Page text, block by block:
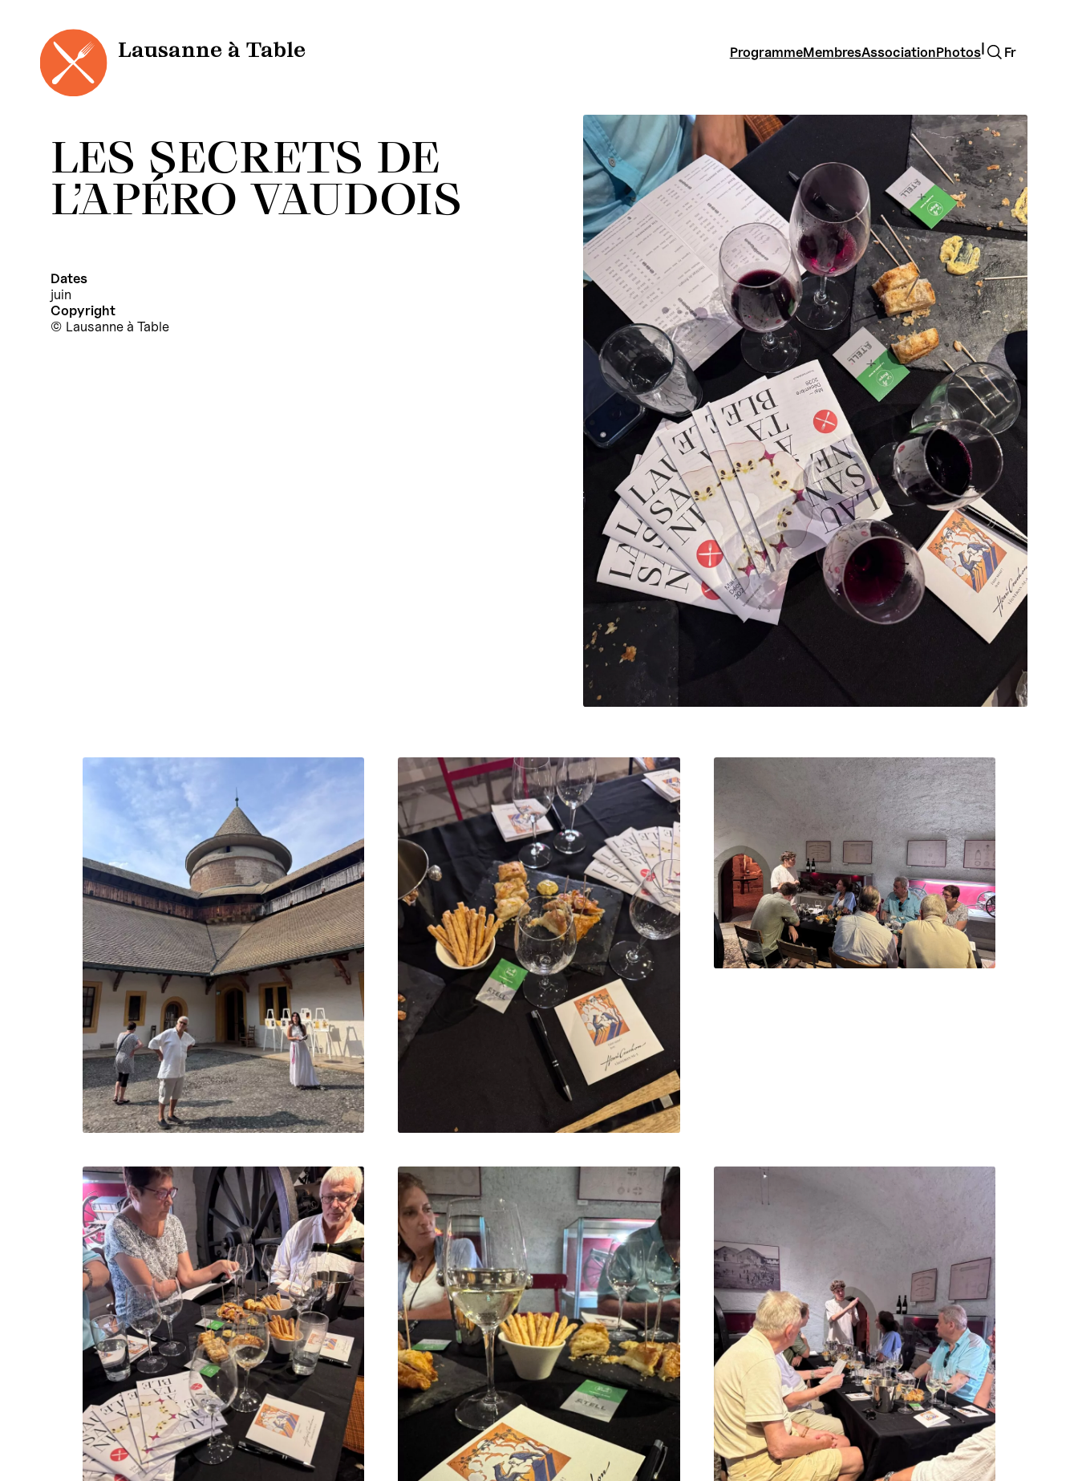
contenu
Lausanne à Table ProgrammeMembresAssociationPhotos
Rechercher
Fr
LES SECRETS DE
L’APÉRO VAUDOIS
Dates
juin
Copyright
Lausanne à Table